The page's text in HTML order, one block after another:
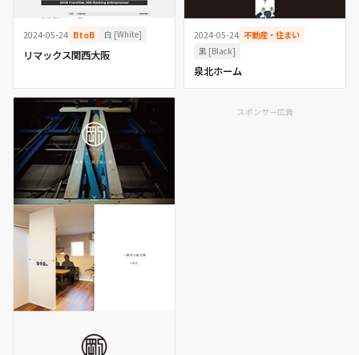
2024-05-24 BtoB 白 [White]
リマックス関西大阪
2024-05-24 不動産・住まい
黒 [Black]
泉北ホーム
スポンサー広告